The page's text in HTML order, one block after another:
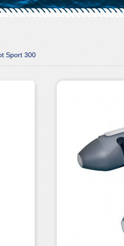
Sport 300